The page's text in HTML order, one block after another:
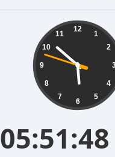
12
1
2
4
5
6
7
8
9
10
11
05:51:49